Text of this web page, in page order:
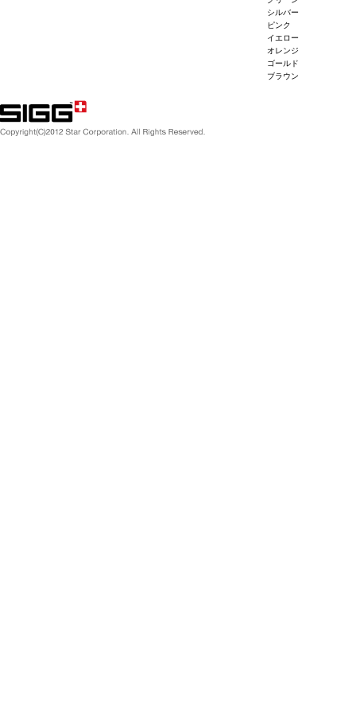
シルバー
ピンク
イエロー
オレンジ
ゴールド
ブラウン